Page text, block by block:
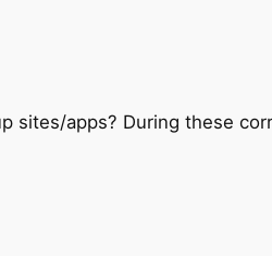
sites/apps? During these